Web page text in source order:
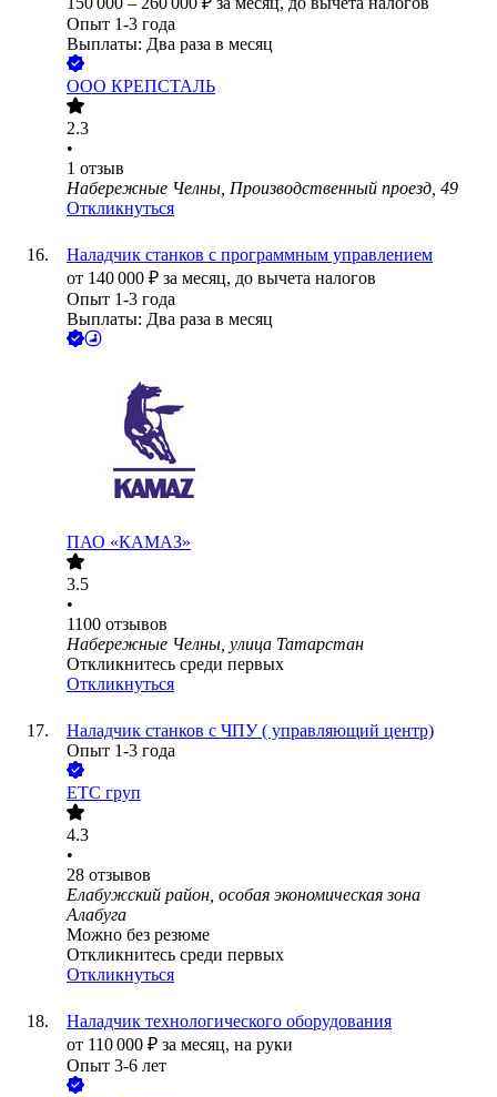
Опыт 1-3 года
Выплаты: Два раза в месяц
ООО КРЕПСТАЛЬ
2.3
•
1 отзыв
Набережные Челны, Производственный проезд, 49
Откликнуться
Наладчик станков с программным управлением
от 140 000 ₽ за месяц, до вычета налогов
Опыт 1-3 года
Выплаты: Два раза в месяц
ПАО «КАМАЗ»
3.5
•
1100 отзывов
Набережные Челны, улица Татарстан
Откликнитесь среди первых
Откликнуться
Наладчик станков с ЧПУ ( управляющий центр)
Опыт 1-3 года
ЕТС груп
4.3
•
28 отзывов
Елабужский район, особая экономическая зона
Алабуга
Можно без резюме
Откликнитесь среди первых
Откликнуться
Наладчик технологического оборудования
от 110 000 ₽ за месяц, на руки
Опыт 3-6 лет